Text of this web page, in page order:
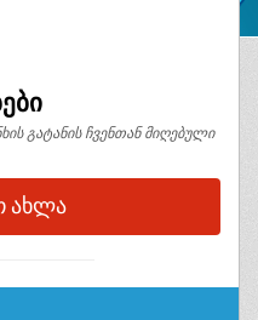
გატანის ჩვენთან მიღებული
ᲐᲮᲚᲐ